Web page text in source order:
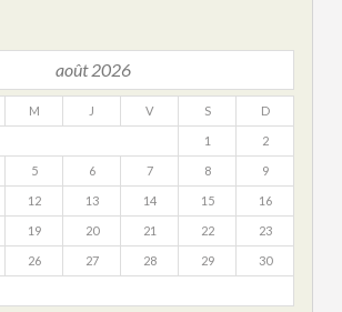
août 2026
M J V S D
1 2
5 6 7 8 9
12 13 14 15 16
19 20 21 22 23
26 27 28 29 30